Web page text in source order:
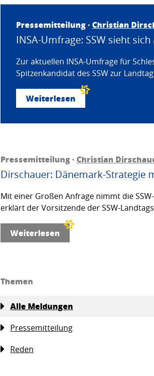
Pressemitteilung · Christian
INSA-Umfrage: SSW sieht
Zur aktuellen INSA-Umfrage für
Spitzenkandidat des SSW zur
Weiterlesen
Pressemitteilung · Christian
Dirschauer: Dänemark-Strategie
Mit einer Großen Anfrage nimmt die
erklärt der Vorsitzende der SSW-
Weiterlesen
Themen
Alle Meldungen
Pressemitteilung
Reden